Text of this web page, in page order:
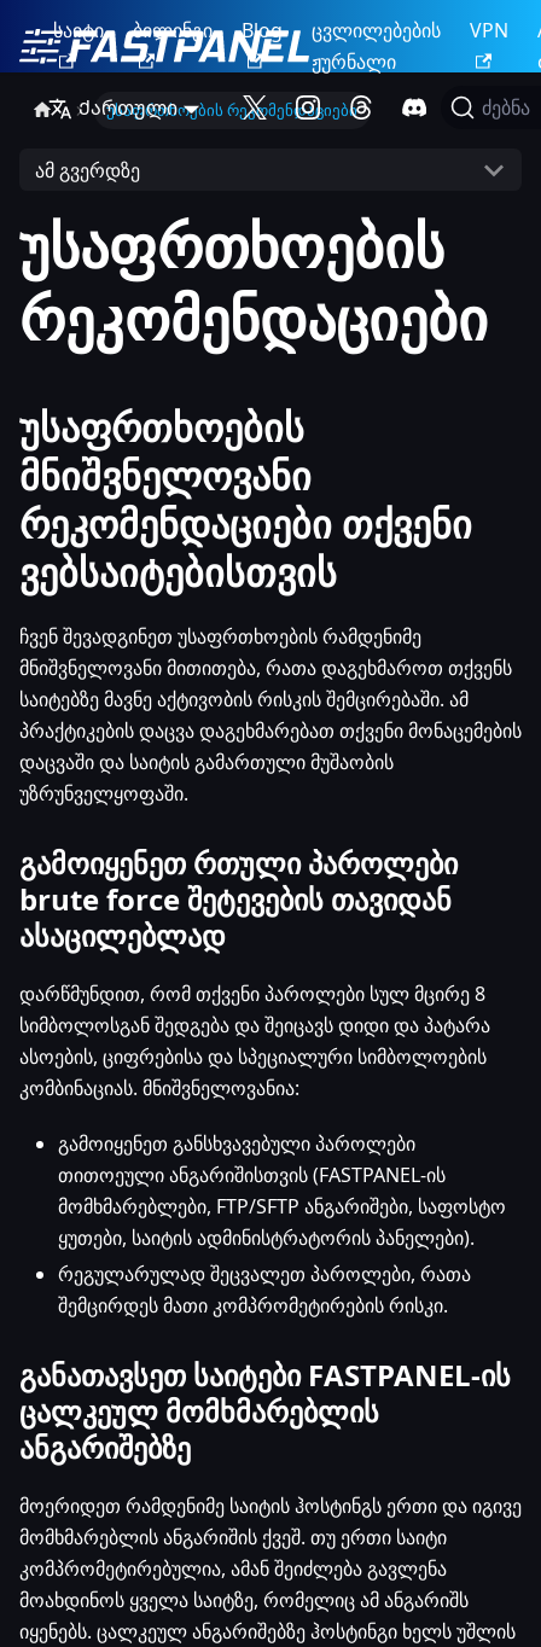
საიტი ბილინგი Blog
ცვლილებების
ჟურნალი
VPN
Ქართული
ძებნა
უსაფრთხოების რეკომენდაციები
ამ გვერდზე
უსაფრთხოების
რეკომენდაციები
უსაფრთხოების
მნიშვნელოვანი
რეკომენდაციები თქვენი
ვებსაიტებისთვის
ჩვენ შევადგინეთ უსაფრთხოების რამდენიმე
მნიშვნელოვანი მითითება, რათა დაგეხმაროთ თქვენს
საიტებზე მავნე აქტივობის რისკის შემცირებაში. ამ
პრაქტიკების დაცვა დაგეხმარებათ თქვენი მონაცემების
დაცვაში და საიტის გამართული მუშაობის
უზრუნველყოფაში.
გამოიყენეთ რთული პაროლები
brute force შეტევების თავიდან
ასაცილებლად
დარწმუნდით, რომ თქვენი პაროლები სულ მცირე 8
სიმბოლოსგან შედგება და შეიცავს დიდი და პატარა
ასოების, ციფრებისა და სპეციალური სიმბოლოების
კომბინაციას. მნიშვნელოვანია:
გამოიყენეთ განსხვავებული პაროლები
თითოეული ანგარიშისთვის (FASTPANEL-ის
მომხმარებლები, FTP/SFTP ანგარიშები, საფოსტო
ყუთები, საიტის ადმინისტრატორის პანელები).
რეგულარულად შეცვალეთ პაროლები, რათა
შემცირდეს მათი კომპრომეტირების რისკი.
განათავსეთ საიტები FASTPANEL-ის
ცალკეულ მომხმარებლის
ანგარიშებზე
მოერიდეთ რამდენიმე საიტის ჰოსტინგს ერთი და იგივე
მომხმარებლის ანგარიშის ქვეშ. თუ ერთი საიტი
კომპრომეტირებულია, ამან შეიძლება გავლენა
მოახდინოს ყველა საიტზე, რომელიც ამ ანგარიშს
იყენებს. ცალკეულ ანგარიშებზე ჰოსტინგი ხელს უშლის